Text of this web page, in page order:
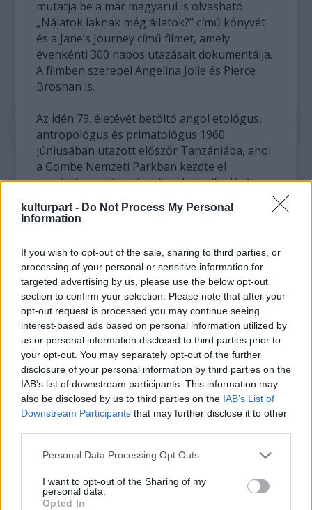
kulturpart - Do Not Process My Personal
Information
If you wish to opt-out of the sale, sharing to third parties, or
processing of your personal or sensitive information for
targeted advertising by us, please use the below opt-out
section to confirm your selection. Please note that after your
opt-out request is processed you may continue seeing
interest-based ads based on personal information utilized by
us or personal information disclosed to third parties prior to
your opt-out. You may separately opt-out of the further
disclosure of your personal information by third parties on the
IAB’s list of downstream participants. This information may
also be disclosed by us to third parties on the IAB’s List of
Downstream Participants that may further disclose it to other
Please note that this website/app uses one or more Google
not limited to your visit or usage behaviour. You may click to
grant or deny consent to Google and its third-party tags to
Personal Data Processing Opt Outs
I want to opt-out of the Sharing of my
personal data.
Opted In
mutatja be a már magyarul is olvasható
„Nálatok laknak még állatok?” című könyvét
és a Jane’s Journey című filmet, amely
évenkénti 300 napos utazásait dokumentálja.
A filmben szerepel Angelina Jolie és Pierce
Brosnan is.
Az idén 79. életévét betöltő angol etológus,
antropológus és primatológus 1960
júniusában utazott először Tanzániába, ahol
a Gombe Nemzeti Parkban kezdte el
tanulmányozni a csimpánzok viselkedését.
hogy a csimpánzok képesek eszközt
alkalmazásával hangyát fogni, vagy kövek
segítségével feltörni a kemény héjú
terméseket.
Goodall manapság utazó nagykövetként hívja
fel az emberiség figyelmét a
természetvédelem fontosságára, és az
országokat járva, az előadásai keretein belül
mesél az élővilág biodiverzitásának,
fenntarthatóságának fontosságáról.
1967-ben Goodall átvette a Gombei Nemzeti
Park igazgatói posztját, tíz évvel
később,1977-ben létrehozta a Jane Goodall
elismerésben részesült, 2003-ban a brit
királynő Goodallt kinevezte a Brit Birodalom